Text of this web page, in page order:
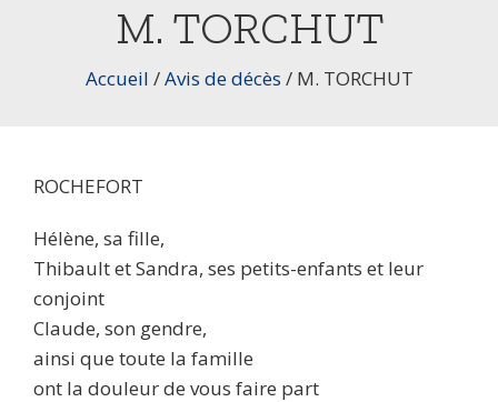
M. TORCHUT
Accueil /Avis de décès / M. TORCHUT
ROCHEFORT
Hélène, sa fille,
Thibault et Sandra, ses petits-enfants et leur
conjoint
Claude, son gendre,
ainsi que toute la famille
ont la douleur de vous faire part